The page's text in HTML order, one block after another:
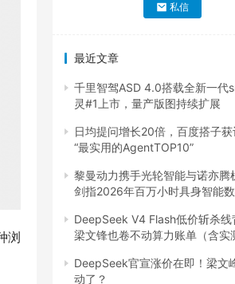
浏
私信
最近文章
千里智驾ASD 4.0搭载全新一代
灵#1上市，量产版图持续扩展
日均提问增长20倍，百度搭子
“最实用的AgentTOP10”
黎曼动力携手光轮智能与诺亦腾
剑指2026年百万小时具身智能
DeepSeek V4 Flash低价斩杀线
梁文锋也卷不动算力账单（含实
DeepSeek官宣涨价在即！梁文
动了？